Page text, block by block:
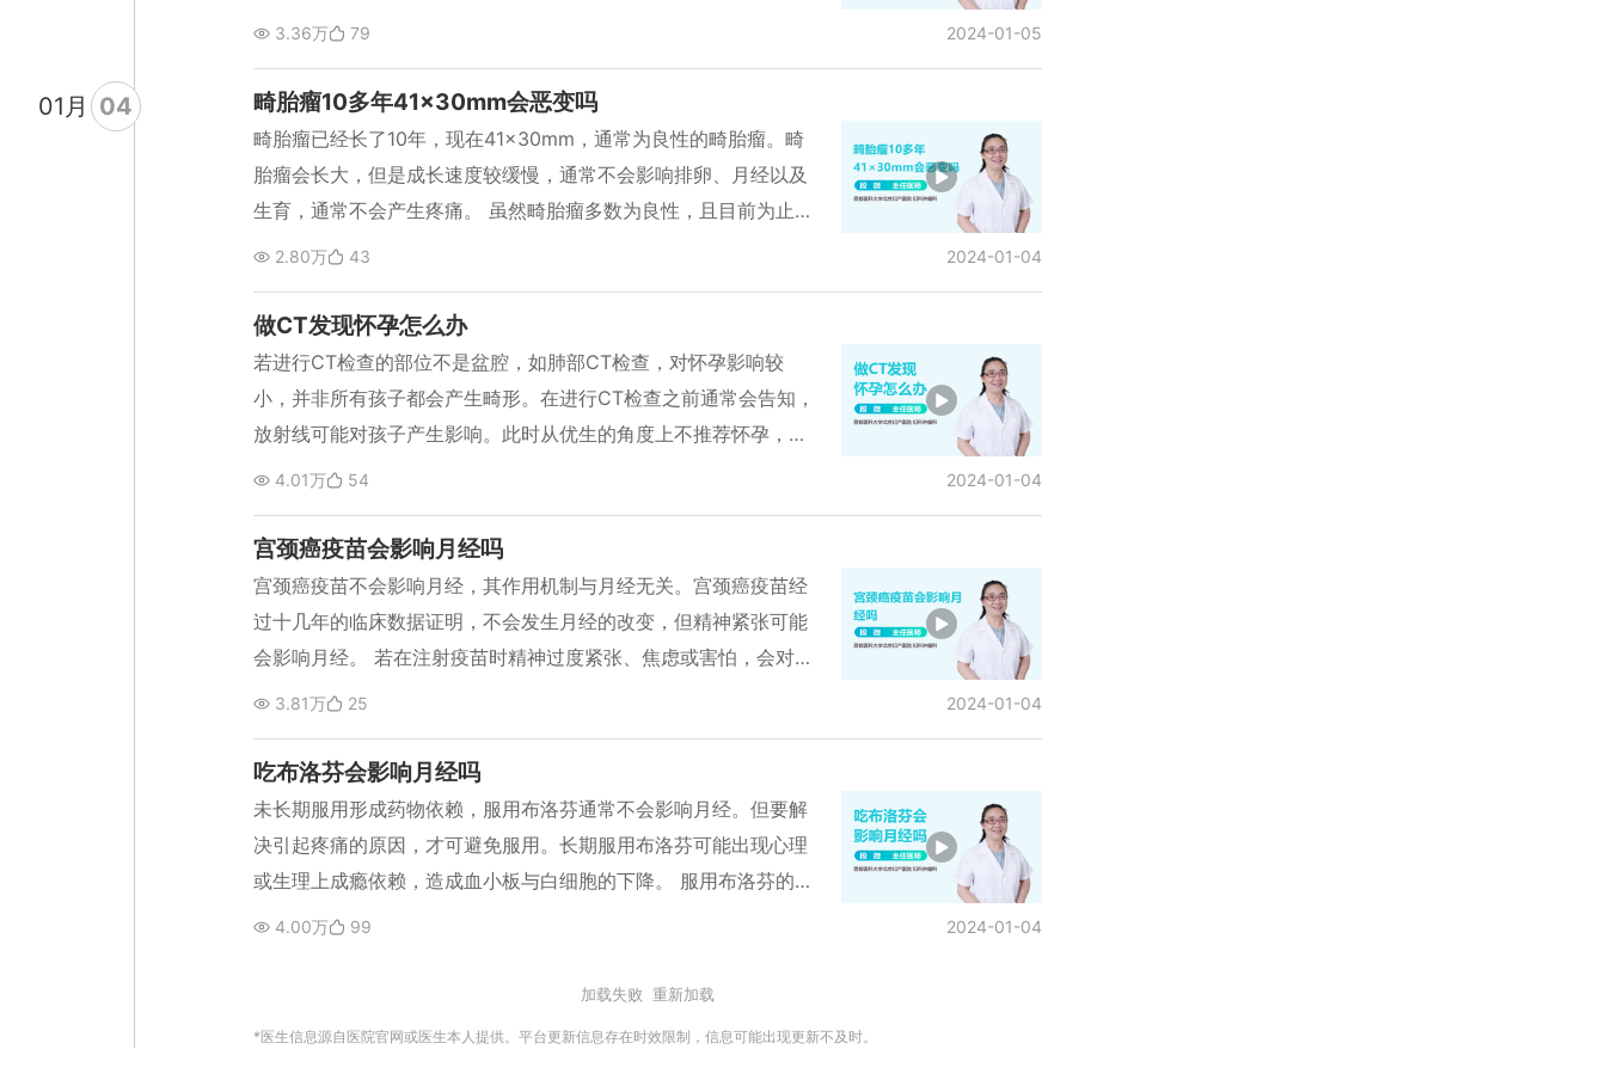
有，此类人就是紧张导致的发热。 因此，打完疫苗后发热时需要注
大。
性炎症导致宫颈口出现炎症，造成粘连而导致子宫内分泌物排出不
激子宫收缩的药物，使怀孕组织或刮宫后未脱落完全的组织尽可能
脱落并促进子宫收缩，压迫宫口扩张，以使积液排出。 但若患者出
现严重的腹痛，则说明排出不畅，可能需进行手术扩张以使组织排
出。若老年女性存在积液，应排除癌症等疾病再进行积极的检查。
3.36万 79 2024-01-05
畸胎瘤10多年41×30mm会恶变吗
畸胎瘤已经长了10年，现在41×30mm，通常为良性的畸胎瘤。畸
胎瘤会长大，但是成长速度较缓慢，通常不会影响排卵、月经以及
生育，通常不会产生疼痛。 虽然畸胎瘤多数为良性，且目前为止均
属于良性，但并非将来不会发生恶变。年龄较大时，即通常超过40
成分通常容易发生恶变。当发现畸胎瘤且年龄较大时，应尽早接受
手术治疗，其大小超过41mm时则能够进行手术。
2.80万 43 2024-01-04
01 月 04
做CT发现怀孕怎么办
若进行CT检查的部位不是盆腔，如肺部CT检查，对怀孕影响较
小，并非所有孩子都会产生畸形。在进行CT检查之前通常会告知，
放射线可能对孩子产生影响。此时从优生的角度上不推荐怀孕，所
以CT刚结束时通常要进行避孕。 若已经怀孕，但在未知时进行CT
不能发现怀孕的情况下，受精卵较小，即使进行CT检查影响也较
小。 如果在2-3个月时做CT影响较大，应与医生交流是否能留下。
一旦进行流产，需要考虑相关风险，如下次怀孕无法保证是健康的
孩子，甚至可能出现不孕的问题。
4.01万 54 2024-01-04
宫颈癌疫苗会影响月经吗
宫颈癌疫苗不会影响月经，其作用机制与月经无关。宫颈癌疫苗经
过十几年的临床数据证明，不会发生月经的改变，但精神紧张可能
会影响月经。 若在注射疫苗时精神过度紧张、焦虑或害怕，会对月
经产生影响。若经历重大的精神打击，焦虑或悲痛等也会影响月
宫颈癌疫苗本身的性质、药理作用以及临床数据观察，宫颈癌的疫
苗未出现影响月经的副作用。所以可以放心使用疫苗，若出现问
题，应检查是否由其它的原因造成。
3.81万 25 2024-01-04
吃布洛芬会影响月经吗
未长期服用形成药物依赖，服用布洛芬通常不会影响月经。但要解
决引起疼痛的原因，才可避免服用。长期服用布洛芬可能出现心理
或生理上成瘾依赖，造成血小板与白细胞的下降。 服用布洛芬的原
因通常为原发或继发痛经，可造成经血逆流，导致盆腔的炎症而加
若存在盆腔炎症，应解决盆腔炎症的问题。痛经可以用热水泡脚、
喝热水、喝红糖水、艾灸以及服用活血化瘀的中药，甚至服用避孕
4.00万 99 2024-01-04
加载失败 重新加载
*医生信息源自医院官网或医生本人提供。平台更新信息存在时效限制，信息可能出现更新不及时。